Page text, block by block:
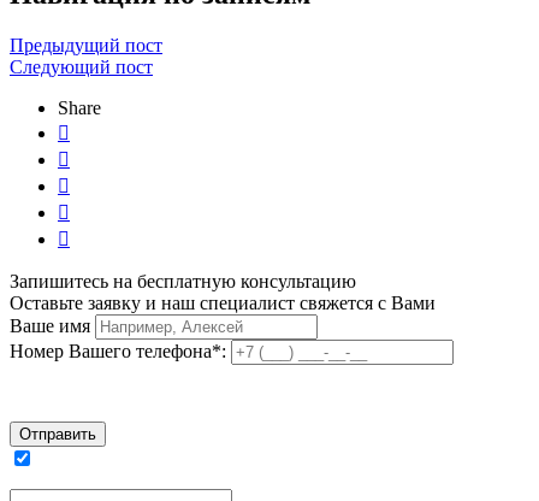
Предыдущий пост
Следующий пост
Share





Запишитесь на бесплатную консультацию
Оставьте заявку и наш специалист свяжется с Вами
Ваше имя
Номер Вашего телефона*: